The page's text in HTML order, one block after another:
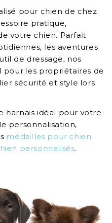
pour chien de chez
pratique,
votre chien. Parfait
les aventures
de dressage, nos
pour les propriétaires de
sécurité et style lors
harnais idéal pour votre
personnalisation,
médailles pour chien
personnalisés.